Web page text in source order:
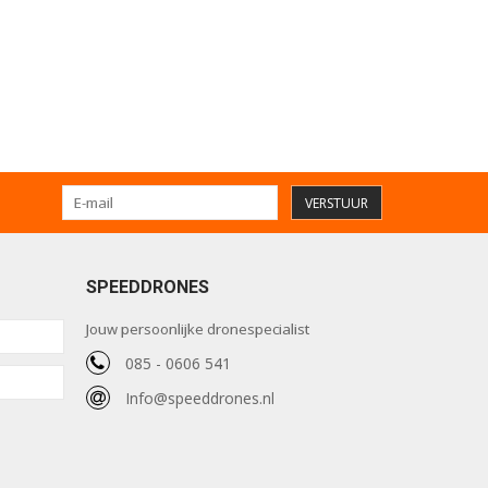
VERSTUUR
SPEEDDRONES
Jouw persoonlijke dronespecialist
085 - 0606 541
Info@speeddrones.nl